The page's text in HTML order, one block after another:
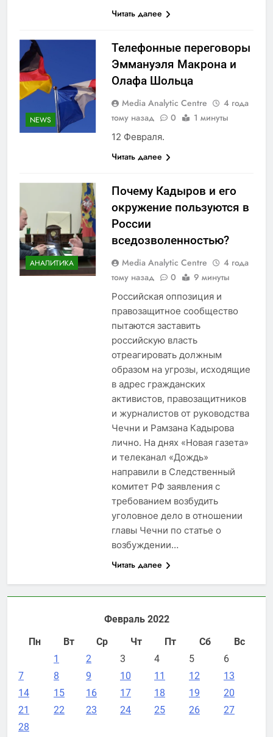
Читать далее
NEWS
Телефонные переговоры
Эммануэля Макрона и
Олафа Шольца
Media Analytic Centre
4 года
тому назад
0 1 минуты
12 Февраля.
Читать далее
АНАЛИТИКА
Почему Кадыров и его
окружение пользуются в
России
вседозволенностью?
Media Analytic Centre
4 года
тому назад
0 9 минуты
Российская оппозиция и
правозащитное сообщество
пытаются заставить
российскую власть
отреагировать должным
образом на угрозы, исходящие
в адрес гражданских
активистов, правозащитников
и журналистов от руководства
Чечни и Рамзана Кадырова
лично. На днях «Новая газета»
и телеканал «Дождь»
направили в Следственный
комитет РФ заявления с
требованием возбудить
уголовное дело в отношении
главы Чечни по статье о
возбуждении…
Читать далее
Февраль 2022
Пн
Вт Ср Чт Пт Сб
Вс
1
2 3 4 5
6
7
8 9 10 11 12
13
14
15 16 17 18 19
20
21
22 23 24 25 26
27
28